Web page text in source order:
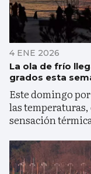
4 ENE 2026
La ola de frío
grados esta
Este domingo
las
sensación